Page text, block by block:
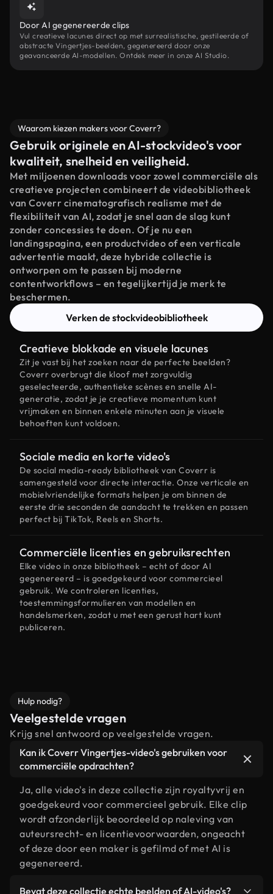
Door AI gegenereerde clips
Vul creatieve lacunes direct op met surrealistische, gestileerde of
abstracte Vingertjes-beelden, gegenereerd door onze
geavanceerde AI-modellen. Ontdek meer in onze AI Studio.
Waarom kiezen makers voor Coverr?
Gebruik originele en AI-stockvideo's voor
kwaliteit, snelheid en veiligheid.
Met miljoenen downloads voor zowel commerciële als
creatieve projecten combineert de videobibliotheek
van Coverr cinematografisch realisme met de
flexibiliteit van AI, zodat je snel aan de slag kunt
zonder concessies te doen. Of je nu een
landingspagina, een productvideo of een verticale
advertentie maakt, deze hybride collectie is
ontworpen om te passen bij moderne
contentworkflows – en tegelijkertijd je merk te
beschermen.
Verken de stockvideobibliotheek
Creatieve blokkade en visuele lacunes
Zit je vast bij het zoeken naar de perfecte beelden?
Coverr overbrugt die kloof met zorgvuldig
geselecteerde, authentieke scènes en snelle AI-
generatie, zodat je je creatieve momentum kunt
vrijmaken en binnen enkele minuten aan je visuele
behoeften kunt voldoen.
Sociale media en korte video's
De social media-ready bibliotheek van Coverr is
samengesteld voor directe interactie. Onze verticale en
mobielvriendelijke formats helpen je om binnen de
eerste drie seconden de aandacht te trekken en passen
perfect bij TikTok, Reels en Shorts.
Commerciële licenties en gebruiksrechten
Elke video in onze bibliotheek – echt of door AI
gegenereerd – is goedgekeurd voor commercieel
gebruik. We controleren licenties,
toestemmingsformulieren van modellen en
handelsmerken, zodat u met een gerust hart kunt
publiceren.
Hulp nodig?
Veelgestelde vragen
Krijg snel antwoord op veelgestelde vragen.
Kan ik Coverr Vingertjes-video's gebruiken voor
commerciële opdrachten?
Ja, alle video's in deze collectie zijn royaltyvrij en
goedgekeurd voor commercieel gebruik. Elke clip
wordt afzonderlijk beoordeeld op naleving van
auteursrecht- en licentievoorwaarden, ongeacht
of deze door een maker is gefilmd of met AI is
gegenereerd.
Bevat deze collectie echte beelden of AI-video's?